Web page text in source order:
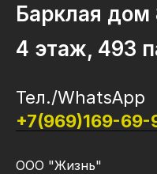
Барклая дом
4 этаж, 493
Тел./WhatsApp
+7(969)169-69-
ООО "Жизнь"